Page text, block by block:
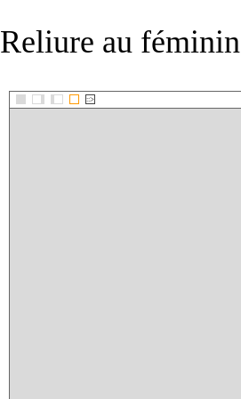
Reliure au féminin
::>